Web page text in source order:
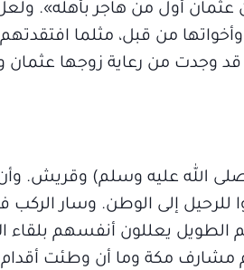
أول من هاجر بأهله».
من قبل، مثلما
قد وجدت من رعاية زوجها
الله عليه وسلم) وقريش.
إلى الوطن. وسار الركب
يعللون أنفسهم بلقاء
مكة وما أن وطئت أقدام